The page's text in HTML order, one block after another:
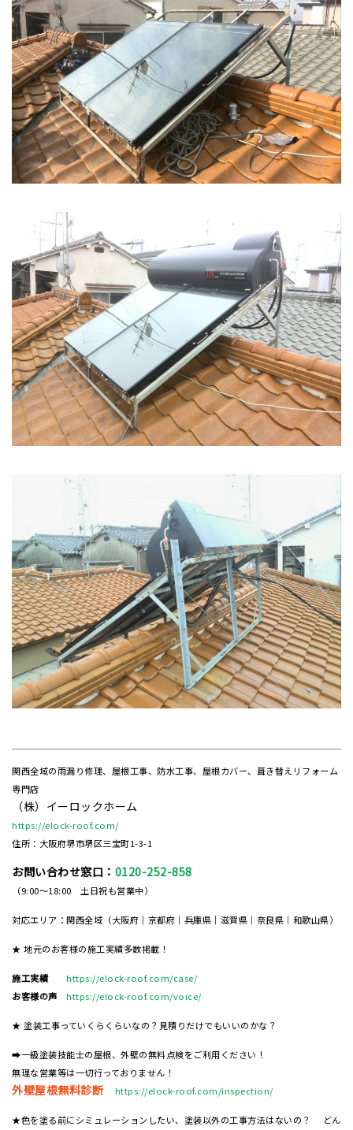
関西全域の雨漏り修理、屋根工事、防水工事、屋根カバー、葺き替えリフォーム
専門店
（株）イーロックホーム
https://elock-roof.com/
住所：大阪府堺市堺区三宝町1-3-1
お問い合わせ窓口： 0120-252-858
（9:00～18:00 土日祝も営業中）
対応エリア：関西全域（大阪府｜京都府｜兵庫県｜滋賀県｜奈良県｜和歌山県）
★ 地元のお客様の施工実績多数掲載！
施工実績
https://elock-roof.com/case/
お客様の声
https://elock-roof.com/voice/
★ 塗装工事っていくらくらいなの？見積りだけでもいいのかな？
➡一級塗装技能士の屋根、外壁の無料点検をご利用ください！
無理な営業等は一切行っておりません！
外壁屋根無料診断 https://elock-roof.com/inspection/
★色を塗る前にシミュレーションしたい、塗装以外の工事方法はないの？ どん